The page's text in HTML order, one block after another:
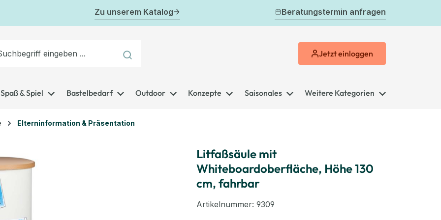
Zu unserem Katalog Beratungstermin anfragen
Jetzteinloggen
Spaß & Spiel Bastelbedarf Outdoor Konzepte Saisonales Weitere Kategorien
Elterninformation & Präsentation
Litfaßsäule mit
Whiteboardoberfläche, Höhe 130
cm, fahrbar
Artikelnummer: 9309